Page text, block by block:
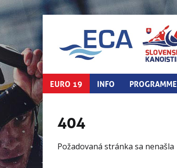
EURO 19 INFO PROGRAMME
404
Požadovaná stránka sa nenašla